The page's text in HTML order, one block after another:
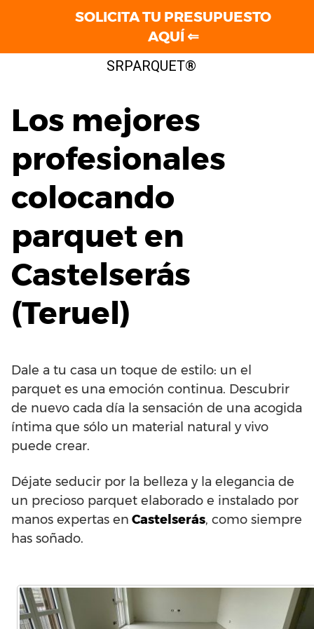
SRPARQUET®
Los mejores
profesionales
colocando
parquet en
Castelserás
(Teruel)
Dale a tu casa un toque de estilo: un el
parquet es una emoción continua. Descubrir
de nuevo cada día la sensación de una acogida
íntima que sólo un material natural y vivo
puede crear.
Déjate seducir por la belleza y la elegancia de
un precioso parquet elaborado e instalado por
manos expertas en Castelserás, como siempre
has soñado.
SOLICITA TU PRESUPUESTO
AQUÍ ⇐